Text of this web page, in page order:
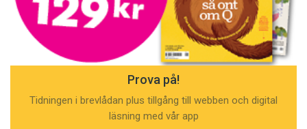
Prova på!
Tidningen i brevlådan plus tillgång till webben och digital
läsning med vår app